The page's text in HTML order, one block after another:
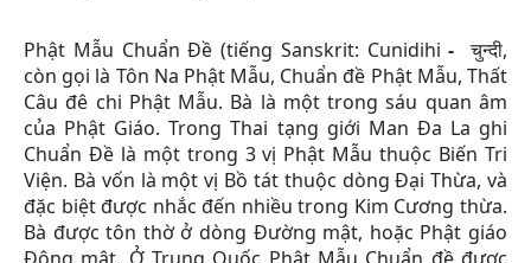
Phật Mẫu Chuẩn Đề (tiếng Sanskrit: Cunidihi -चुन्दी,
còn gọi là Tôn Na Phật Mẫu, Chuẩn đề Phật Mẫu, Thất
Câu đê chi Phật Mẫu. Bà là một trong sáu quan âm
của Phật Giáo. Trong Thai tạng giới Man Đa La ghi
Chuẩn Đề là một trong 3 vị Phật Mẫu thuộc Biến Tri
Viện. Bà vốn là một vị Bồ tát thuộc dòng Đại Thừa, và
đặc biệt được nhắc đến nhiều trong Kim Cương thừa.
Bà được tôn thờ ở dòng Đường mật, hoặc Phật giáo